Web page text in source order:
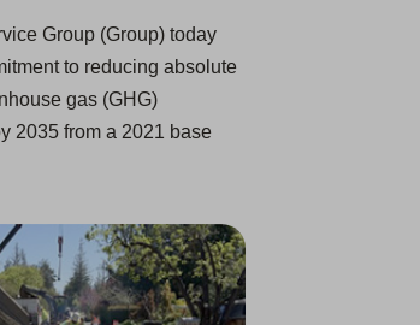
Group (Group) today
to reducing absolute
gas (GHG)
2035 from a 2021 base